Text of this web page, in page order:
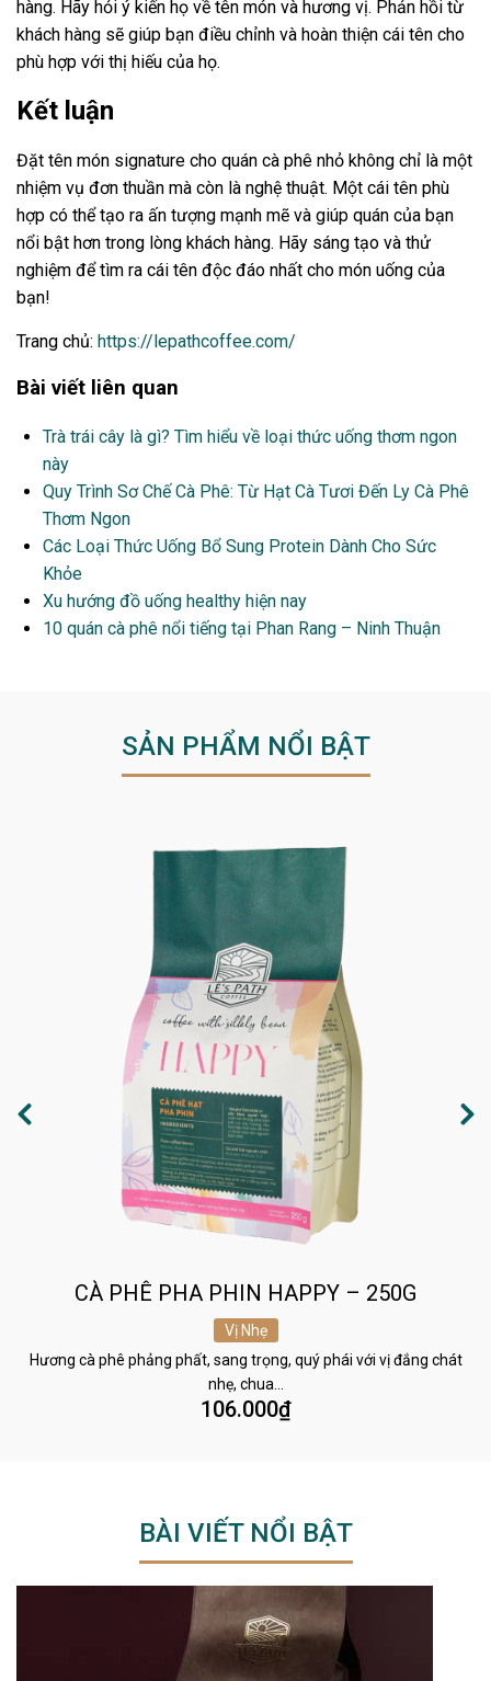
hàng. Hãy hỏi ý kiến họ về tên món và hương vị. Phản hồi từ
khách hàng sẽ giúp bạn điều chỉnh và hoàn thiện cái tên cho
phù hợp với thị hiếu của họ.
Kết luận
Đặt tên món signature cho quán cà phê nhỏ không chỉ là một
nhiệm vụ đơn thuần mà còn là nghệ thuật. Một cái tên phù
hợp có thể tạo ra ấn tượng mạnh mẽ và giúp quán của bạn
nổi bật hơn trong lòng khách hàng. Hãy sáng tạo và thử
nghiệm để tìm ra cái tên độc đáo nhất cho món uống của
bạn!
Trang chủ: https://lepathcoffee.com/
Bài viết liên quan
Trà trái cây là gì? Tìm hiểu về loại thức uống thơm ngon
này
Quy Trình Sơ Chế Cà Phê: Từ Hạt Cà Tươi Đến Ly Cà Phê
Thơm Ngon
Các Loại Thức Uống Bổ Sung Protein Dành Cho Sức
Khỏe
Xu hướng đồ uống healthy hiện nay
10 quán cà phê nổi tiếng tại Phan Rang – Ninh Thuận
SẢN PHẨM NỔI BẬT
CÀ PHÊ PHA PHIN HAPPY – 250G
Vị Nhẹ
Hương cà phê phảng phất, sang trọng, quý phái với vị đắng chát
nhẹ, chua…
106.000₫
BÀI VIẾT NỔI BẬT